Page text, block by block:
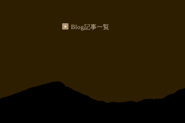
Blog記事一覧